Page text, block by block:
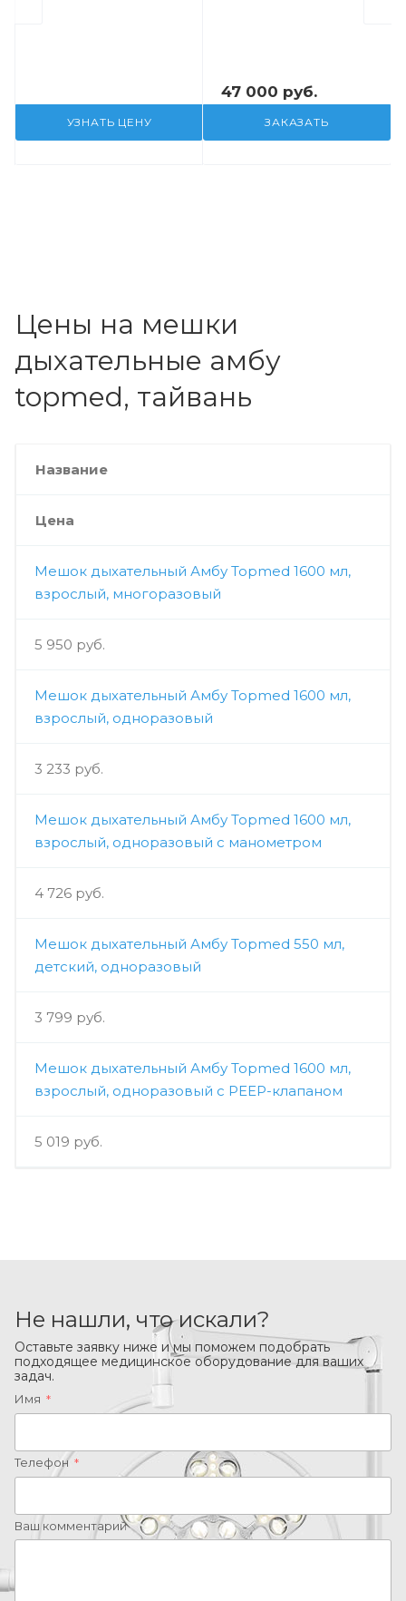
УЗНАТЬ ЦЕНУ
47 000 руб.
ЗАКАЗАТЬ
Цены на мешки
дыхательные амбу
topmed, тайвань
Название
Цена
Мешок дыхательный Амбу Topmed 1600 мл,
взрослый, многоразовый
5 950 руб.
Мешок дыхательный Амбу Topmed 1600 мл,
взрослый, одноразовый
3 233 руб.
Мешок дыхательный Амбу Topmed 1600 мл,
взрослый, одноразовый с манометром
4 726 руб.
Мешок дыхательный Амбу Topmed 550 мл,
детский, одноразовый
3 799 руб.
Мешок дыхательный Амбу Topmed 1600 мл,
взрослый, одноразовый с PEEP-клапаном
5 019 руб.
Не нашли, что искали?
Оставьте заявку ниже и мы поможем подобрать
подходящее медицинское оборудование для ваших
задач.
Имя *
Телефон *
Ваш комментарий